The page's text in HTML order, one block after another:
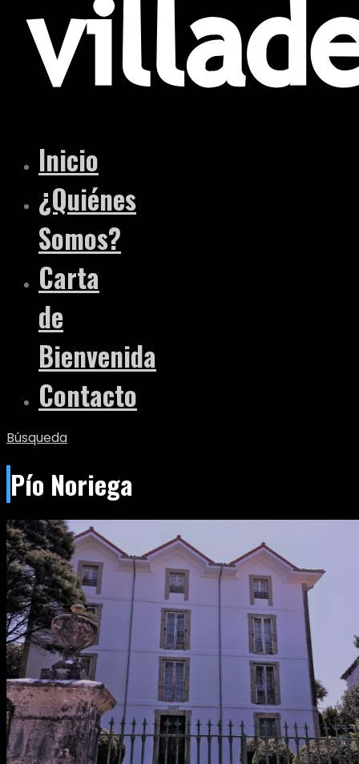
Inicio
¿Quiénes
Somos?
Carta
de
Bienvenida
Contacto
Búsqueda
Pío Noriega